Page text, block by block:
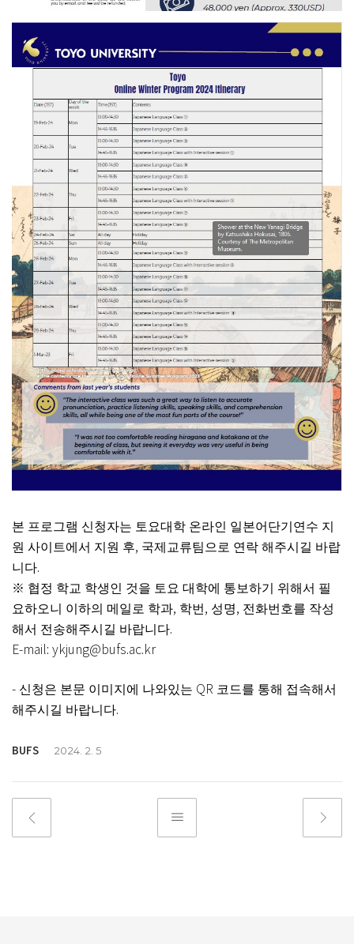
본 프로그램 신청자는 토요대학 온라인 일본어단기연수 지
원 사이트에서 지원 후, 국제교류팀으로 연락 해주시길 바랍
니다.
※ 협정 학교 학생인 것을 토요 대학에 통보하기 위해서 필
요하오니 이하의 메일로 학과, 학번 , 성명, 전화번호를 작성
해서 전송해주시길 바랍니다.
E-mail: ykjung@bufs.ac.kr
- 신청은 본문 이미지에 나와있는 QR 코드를 통해 접속해서
해주시길 바랍니다.
BUFS 2024. 2. 5